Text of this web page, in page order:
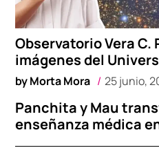
Observatorio Vera C.
imágenes del
byMorta Mora 25 junio,
Panchita y Mau
enseñanza médica